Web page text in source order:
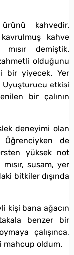
kahvedir.
kahve
demiştik.
olduğunu
bir yiyecek. Yer
Uyuşturucu etkisi
bir çalının
deneyimi olan
de
yüksek not
susam, yer
bitkiler dışında
kişi bana ağacın
benzer bir
çalışınca,
mahcup oldum.